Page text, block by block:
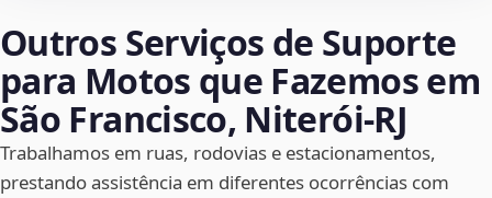
Outros Serviços de Suporte
para Motos que Fazemos em
São Francisco, Niterói‑RJ
Trabalhamos em ruas, rodovias e estacionamentos,
prestando assistência em diferentes ocorrências com